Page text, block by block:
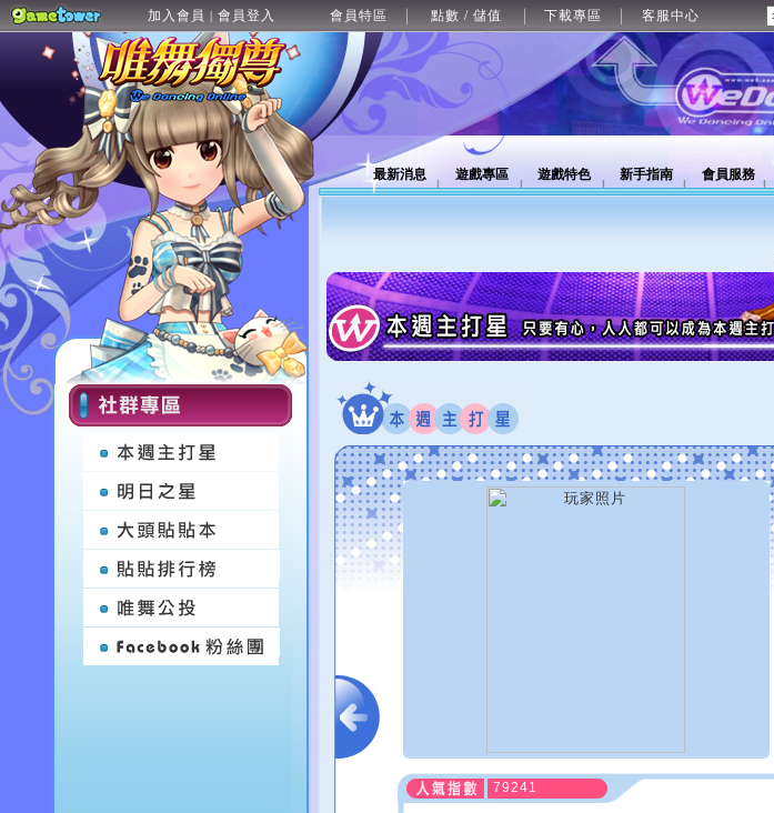
加入會員 | 會員登入 會員特區 點數 / 儲值 下載專區 客服中心
最新消息 遊戲專區 遊戲特色 新手指南 會員服務
79241